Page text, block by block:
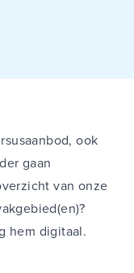
ook
gaan
van onze
hem digitaal.